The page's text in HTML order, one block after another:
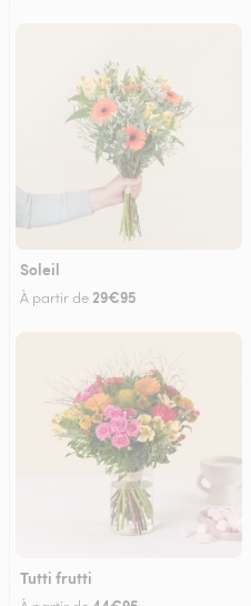
Soleil
À partir de 29€95
Tutti frutti